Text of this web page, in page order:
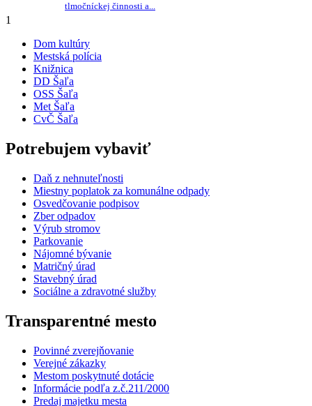
tlmočníckej činnosti a...
1
Dom kultúry
Mestská polícia
Knižnica
DD Šaľa
OSS Šaľa
Met Šaľa
CvČ Šaľa
Potrebujem vybaviť
Daň z nehnuteľnosti
Miestny poplatok za komunálne odpady
Osvedčovanie podpisov
Zber odpadov
Výrub stromov
Parkovanie
Nájomné bývanie
Matričný úrad
Stavebný úrad
Sociálne a zdravotné služby
Transparentné mesto
Povinné zverejňovanie
Verejné zákazky
Mestom poskytnuté dotácie
Informácie podľa z.č.211/2000
Predaj majetku mesta